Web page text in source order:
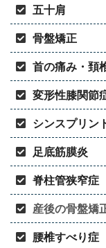
五十肩
骨盤矯正
首の痛み・頚
変形性膝関節
シンスプリン
足底筋膜炎
脊柱管狭窄症
産後の骨盤矯
腰椎すべり症